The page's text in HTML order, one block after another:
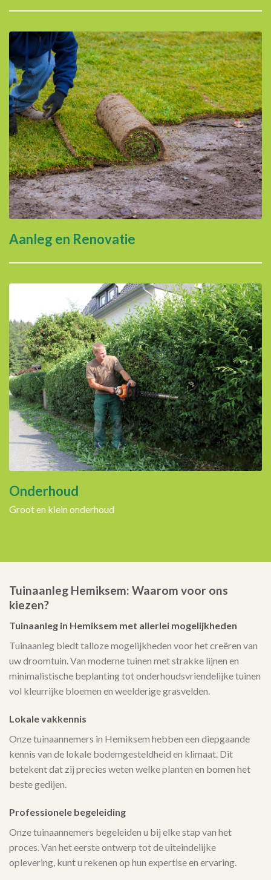
Aanleg en Renovatie
Onderhoud
Groot en klein onderhoud
Tuinaanleg Hemiksem: Waarom voor ons
kiezen?
Tuinaanleg in Hemiksem met allerlei mogelijkheden
Tuinaanleg biedt talloze mogelijkheden voor het creëren van
uw droomtuin. Van moderne tuinen met strakke lijnen en
minimalistische beplanting tot onderhoudsvriendelijke tuinen
vol kleurrijke bloemen en weelderige grasvelden.
Lokale vakkennis
Onze tuinaannemers in Hemiksem hebben een diepgaande
kennis van de lokale bodemgesteldheid en klimaat. Dit
betekent dat zij precies weten welke planten en bomen het
beste gedijen.
Professionele begeleiding
Onze tuinaannemers begeleiden u bij elke stap van het
proces. Van het eerste ontwerp tot de uiteindelijke
oplevering, kunt u rekenen op hun expertise en ervaring.